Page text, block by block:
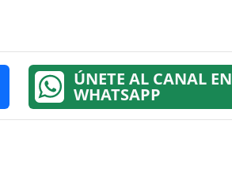
ÚNETE AL CANAL EN
WHATSAPP